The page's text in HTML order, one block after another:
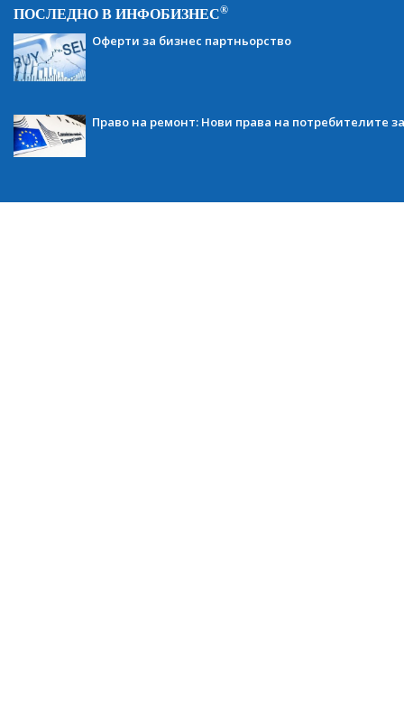
ПОСЛЕДНО В ИНФОБИЗНЕС®
Оферти за бизнес партньорство
Право на ремонт: Нови права на потребителите